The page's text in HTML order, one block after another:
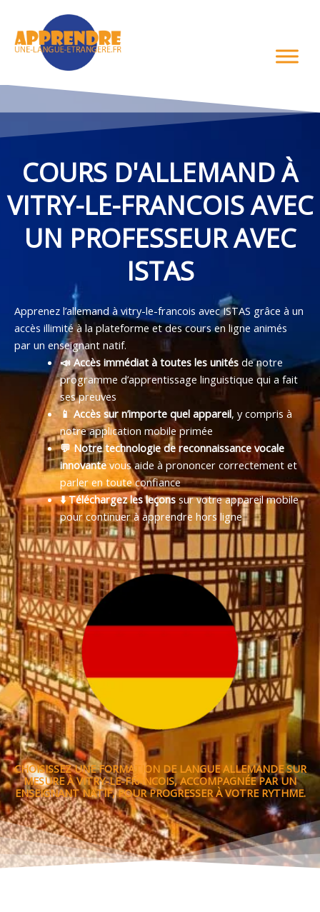
contenu
COURS D'ALLEMAND À
VITRY-LE-FRANCOIS AVEC
UN PROFESSEUR AVEC
ISTAS
Apprenez l’allemand à vitry-le-francois avec ISTAS grâce à un
accès illimité à la plateforme et des cours en ligne animés
par un enseignant natif.
📣 Accès immédiat à toutes les unitésde notre
programme d’apprentissage linguistique qui a fait
ses preuves
📱 Accès sur n’importe quel appareil, y compris à
notre application mobile primée
💬 Notre technologie de reconnaissance vocale
innovantevous aide à prononcer correctement et
parler en toute confiance
⬇️ Téléchargez les leçonssur votre appareil mobile
pour continuer à apprendre hors ligne
CHOISISSEZ UNE FORMATION DE LANGUE ALLEMANDE SUR
MESURE À VITRY-LE-FRANCOIS, ACCOMPAGNÉE PAR UN
ENSEIGNANT NATIF, POUR PROGRESSER À VOTRE RYTHME.